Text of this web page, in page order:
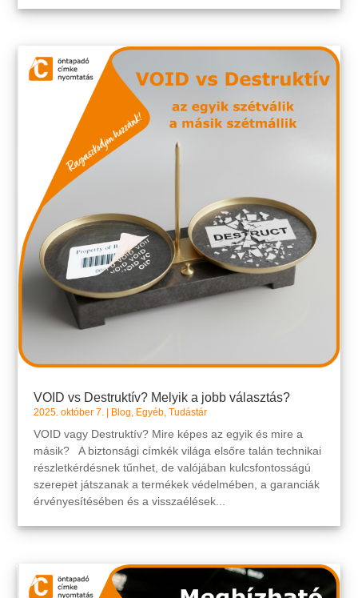
VOID vs Destruktív? Melyik a jobb választás?
2025. október 7. Blog, Egyéb,Tudástár
VOID vagy Destruktív? Mire képes az egyik és mire a
másik? A biztonsági címkék világa elsőre talán technikai
részletkérdésnek tűnhet, de valójában kulcsfontosságú
szerepet játszanak a termékek védelmében, a garanciák
érvényesítésében és a visszaélések...